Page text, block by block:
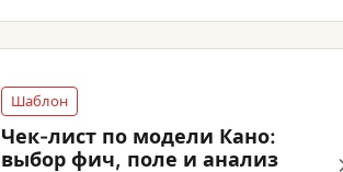
Шаблон
Чек-лист по модели Кано:
выбор фич, поле и анализ